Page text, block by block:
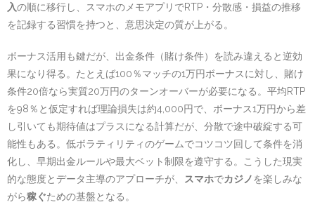
入の順に移行し、スマホのメモアプリでRTP・分散感・損益の推移
を記録する習慣を持つと、意思決定の質が上がる。
ボーナス活用も鍵だが、出金条件（賭け条件）を読み違えると逆効
果になり得る。たとえば100％マッチの1万円ボーナスに対し、賭け
条件20倍なら実質20万円のターンオーバーが必要になる。平均RTP
を98％と仮定すれば理論損失は約4,000円で、ボーナス1万円から差
し引いても期待値はプラスになる計算だが、分散で途中破綻する可
能性もある。低ボラティリティのゲームでコツコツ回して条件を消
化し、早期出金ルールや最大ベット制限を遵守する。こうした現実
的な態度とデータ主導のアプローチが、
スマホでカジノを楽しみな
がら稼ぐための基盤となる。